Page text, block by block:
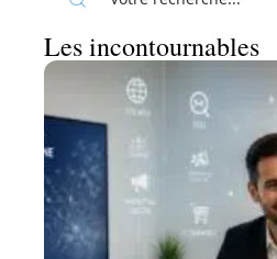
Les incontournables